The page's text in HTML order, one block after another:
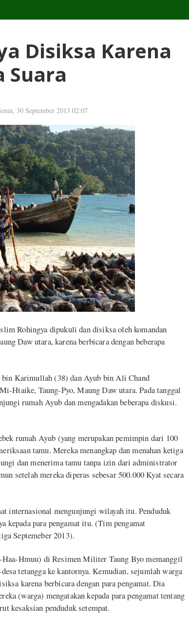
Disiksa Karena
Suara
30 September 2013 02:07
Rohingya dipukuli dan disiksa oleh komandan
Daw utara, karena berbicara dengan beberapa
Karimullah (38) dan Ayub bin Ali Chand
Htaike, Taung-Pyo, Maung Daw utara. Pada tanggal
rumah Ayub dan mengadakan beberapa diskusi.
rumah Ayub (yang merupakan pemimpin dari 100
tamu. Mereka menangkap dan menahan ketiga
dan menerima tamu tanpa izin dari administrator
setelah mereka diperas sebesar 500.000 Kyat secara
internasional mengunjungi wilayah itu. Penduduk
kepada para pengamat itu. (Tim pengamat
Septemeber 2013).
Hmuu) di Resimen Militer Taung Byo memanggil
tetangga ke kantornya. Kemudian, sejumlah warga
karena berbicara dengan para pengamat. Dia
(warga) mengatakan kepada para pengamat tentang
kesaksian penduduk setempat.